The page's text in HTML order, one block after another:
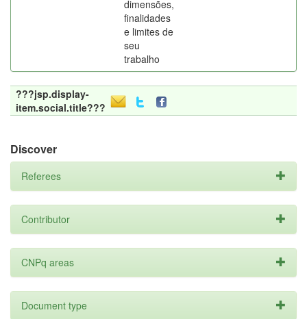
dimensões,
finalidades
e limites de
seu
trabalho
???jsp.display-
item.social.title???
Discover
Referees
Contributor
CNPq areas
Document type